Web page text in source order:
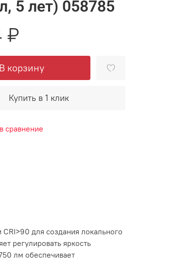
5 лет) 058785
₽
В корзину
Купить в 1 клик
сравнение
для создания локального
регулировать яркость
лм обеспечивает